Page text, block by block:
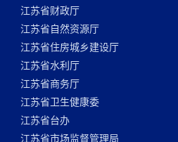
江苏省财政厅
江苏省自然资源厅
江苏省住房城乡建设厅
江苏省水利厅
江苏省商务厅
江苏省卫生健康委
江苏省台办
江苏省市场监督管理局